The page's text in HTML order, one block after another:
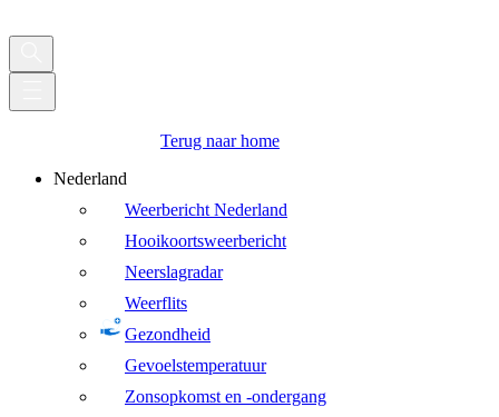
Terug naar home
Nederland
Weerbericht Nederland
Hooikoortsweerbericht
Neerslagradar
Weerflits
Gezondheid
Gevoelstemperatuur
Zonsopkomst en -ondergang